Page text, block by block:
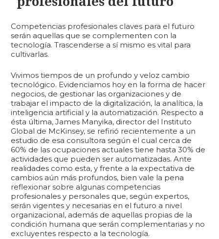
Competencias profesionales claves para el futuro
serán aquellas que se complementen con la
tecnología. Trascenderse a sí mismo es vital para
cultivarlas.
Vivimos tiempos de un profundo y veloz cambio
tecnológico. Evidenciamos hoy en la forma de hacer
negocios, de gestionar las organizaciones y de
trabajar el impacto de la digitalización, la analítica, la
inteligencia artificial y la automatización. Respecto a
ésta última, James Manyika, director del Instituto
Global de McKinsey, se refirió recientemente a un
estudio de esa consultora según el cual cerca de
60% de las ocupaciones actuales tiene hasta 30% de
actividades que pueden ser automatizadas. Ante
realidades como esta, y frente a la expectativa de
cambios aún más profundos, bien vale la pena
reflexionar sobre algunas competencias
profesionales y personales que, según expertos,
serán vigentes y necesarias en el futuro a nivel
organizacional, además de aquellas propias de la
condición humana que serán complementarias y no
excluyentes respecto a la tecnología.